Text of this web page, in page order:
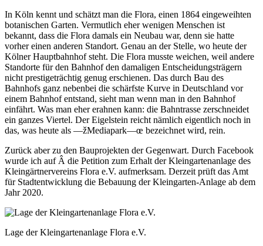
In Köln kennt und schätzt man die Flora, einen 1864 eingeweihten
botanischen Garten. Vermutlich eher wenigen Menschen ist
bekannt, dass die Flora damals ein Neubau war, denn sie hatte
vorher einen anderen Standort. Genau an der Stelle, wo heute der
Kölner Hauptbahnhof steht. Die Flora musste weichen, weil andere
Standorte für den Bahnhof den damaligen Entscheidungsträgern
nicht prestigeträchtig genug erschienen. Das durch Bau des
Bahnhofs ganz nebenbei die schärfste Kurve in Deutschland vor
einem Bahnhof entstand, sieht man wenn man in den Bahnhof
einfährt. Was man eher erahnen kann: die Bahntrasse zerschneidet
ein ganzes Viertel. Der Eigelstein reicht nämlich eigentlich noch in
das, was heute als —žMediapark—œ bezeichnet wird, rein.
Zurück aber zu den Bauprojekten der Gegenwart. Durch Facebook
wurde ich auf Â die Petition zum Erhalt der Kleingartenanlage des
Kleingärtnervereins Flora e.V. aufmerksam. Derzeit prüft das Amt
für Stadtentwicklung die Bebauung der Kleingarten-Anlage ab dem
Jahr 2020.
Lage der Kleingartenanlage Flora e.V.